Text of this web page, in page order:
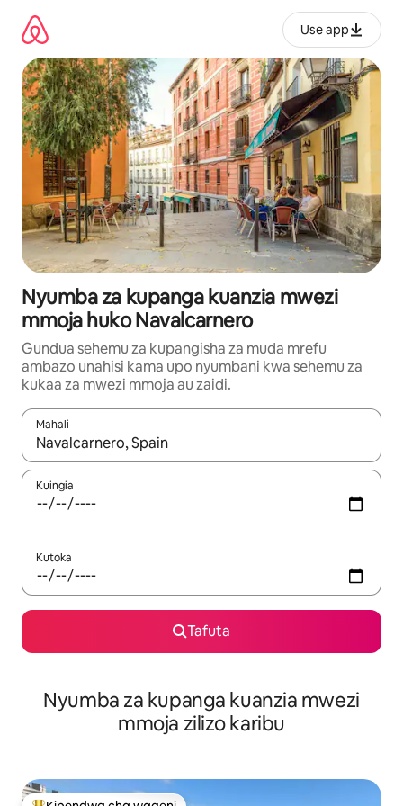
kwenda
kwenye
maudhui
Use app
Nyumba za kupanga kuanzia mwezi
mmoja huko Navalcarnero
Gundua sehemu za kupangisha za muda mrefu
ambazo unahisi kama upo nyumbani kwa sehemu za
kukaa za mwezi mmoja au zaidi.
Mahali
Wakati matokeo yanapatikana, vinjari kwa kutumia vitufe vya
Kuingia
Kutoka
Tafuta
Nyumba za kupanga kuanzia mwezi
mmoja zilizo karibu